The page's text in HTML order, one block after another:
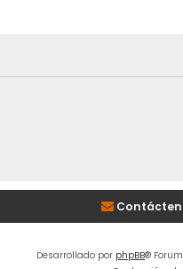
Desarrollado por phpBB®